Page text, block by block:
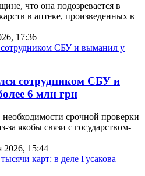
что она подозревается в
в аптеке, произведенных в
17:36
сотрудником СБУ и
6 млн грн
срочной проверки
за якобы связи с государством-
2026, 15:44